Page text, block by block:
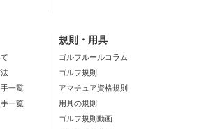
一覧
一覧
規則・用具
ゴルフルールコラム
ゴルフ規則
アマチュア資格規則
用具の規則
ゴルフ規則動画